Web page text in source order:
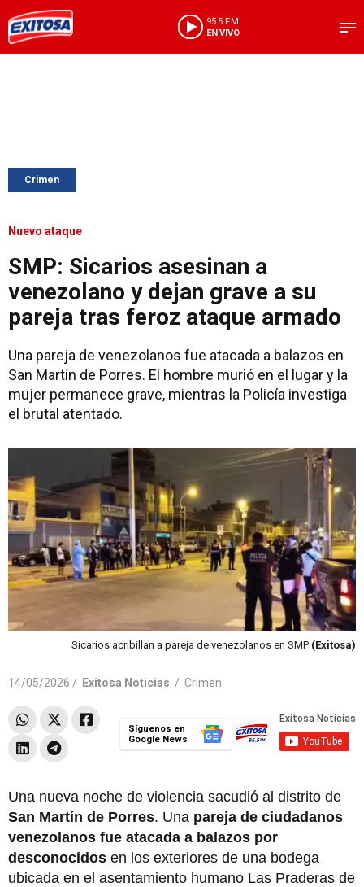
95.5 FM
EN VIVO
Crimen
Nuevo ataque
SMP: Sicarios asesinan a
venezolano y dejan grave a su
pareja tras feroz ataque armado
Una pareja de venezolanos fue atacada a balazos en
San Martín de Porres. El hombre murió en el lugar y la
mujer permanece grave, mientras la Policía investiga
el brutal atentado.
Sicarios acribillan a pareja de venezolanos en SMP (Exitosa)
14/05/2026 / Exitosa Noticias / Crimen
Síguenos en
Google News
Una nueva noche de violencia sacudió al distrito de
San Martín de Porres. Una pareja de ciudadanos
venezolanos fue atacada a balazos por
desconocidos en los exteriores de una bodega
ubicada en el asentamiento humano Las Praderas de